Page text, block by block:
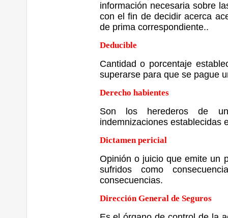
información necesaria sobre
con el fin de decidir acerca
de prima correspondiente..
Deducible
Cantidad o porcentaje
superarse para que se pague
Derecho habientes
Son los herederos de
indemnizaciones establecidas
Dictamen pericial
Opinión o juicio que emite un
sufridos como
consecuencias.
Dirección General de Seguros